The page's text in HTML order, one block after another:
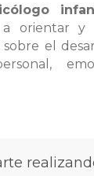
orientar y
el